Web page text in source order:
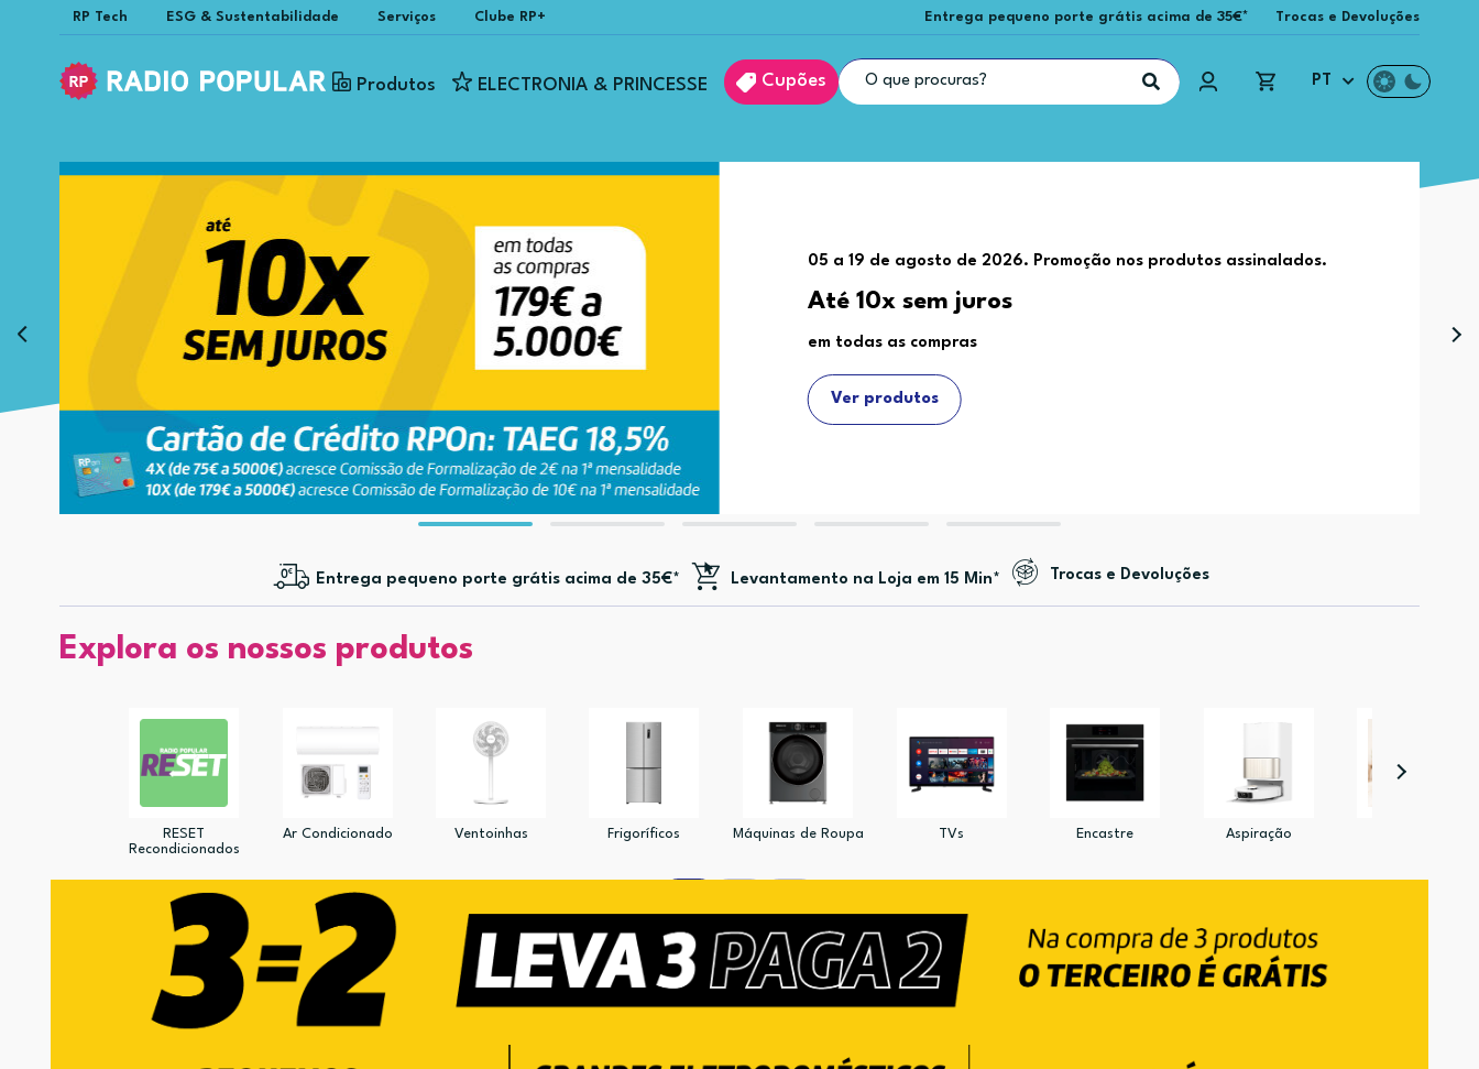
RP Tech ESG & Sustentabilidade Serviços Clube RP+ Entrega pequeno porte grátis acima de 35€* Trocas e Devoluções
Produtos ELECTRONIA & PRINCESSE Cupões PT
05 a 19 de agosto de 2026. Promoção nos produtos assinalados.
Até 10x sem juros
em todas as compras
Ver produtos
Entrega pequeno porte grátis acima de 35€* Levantamento na Loja em 15 Min* Trocas e Devoluções
Explora os nossos produtos
RESET
Recondicionados
Ar Condicionado Ventoinhas Frigoríficos Máquinas de Roupa TVs Encastre Aspiração